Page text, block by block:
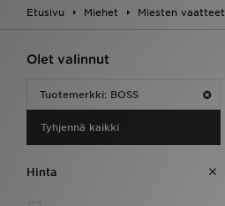
Etusivu Miehet Miesten vaatteet
Olet valinnut
Tuotemerkki: BOSS
Tyhjennä kaikki
Hinta